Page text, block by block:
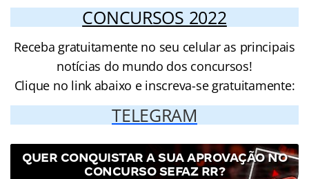
CONCURSOS 2022
Receba gratuitamente no seu celular as principais
notícias do mundo dos concursos!
Clique no link abaixo e inscreva-se gratuitamente:
TELEGRAM
QUER CONQUISTAR A SUA APROVAÇÃO NO
CONCURSO SEFAZ RR?